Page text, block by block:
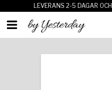
LEVERANS 2-5 DAGAR